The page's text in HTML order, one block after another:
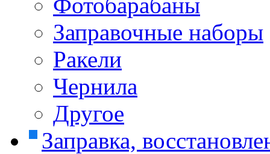
Заправочные наборы
Ракели
Чернила
Другое
Заправка,